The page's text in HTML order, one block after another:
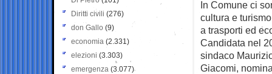
In Comune ci
cultura e
a trasporti ed
Candidata nel
sindaco
Giacomi,
Diritti civili (276)
don Gallo (9)
economia (2.331)
elezioni (3.303)
emergenza (3.077)